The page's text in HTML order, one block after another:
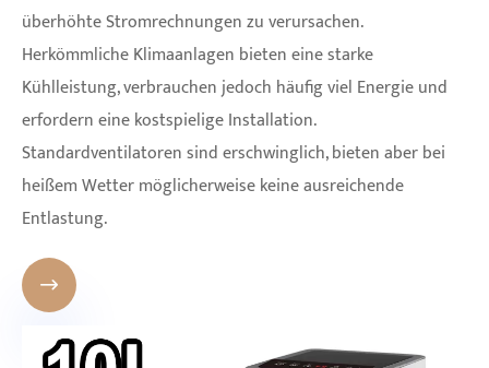
überhöhte Stromrechnungen zu verursachen.
Herkömmliche Klimaanlagen bieten eine starke
Kühlleistung, verbrauchen jedoch häufig viel Energie und
erfordern eine kostspielige Installation.
Standardventilatoren sind erschwinglich, bieten aber bei
heißem Wetter möglicherweise keine ausreichende
Entlastung.
